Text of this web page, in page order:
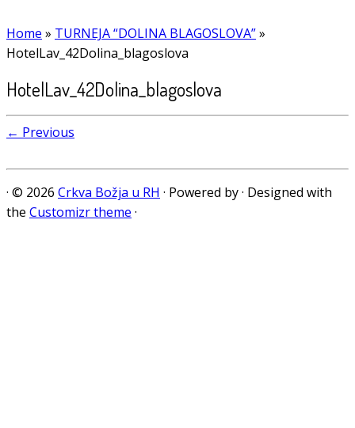
Home » TURNEJA “DOLINA BLAGOSLOVA”»
HotelLav_42Dolina_blagoslova
HotelLav_42Dolina_blagoslova
← Previous
· © 2026 Crkva Božja u RH · Powered by· Designed with
the Customizr theme ·